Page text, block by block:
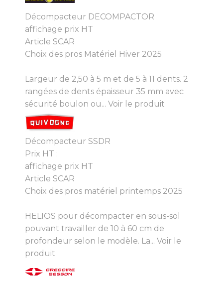
Décompacteur DECOMPACTOR
affichage prix HT
Article SCAR
Choix des pros Matériel Hiver 2025
Largeur de 2,50 à 5 m et de 5 à 11 dents. 2
rangées de dents épaisseur 35 mm avec
sécurité boulon ou... Voir le produit
Décompacteur SSDR
Prix HT :
affichage prix HT
Article SCAR
Choix des pros matériel printemps 2025
HELIOS pour décompacter en sous-sol
pouvant travailler de 10 à 60 cm de
profondeur selon le modèle. La... Voir le
produit